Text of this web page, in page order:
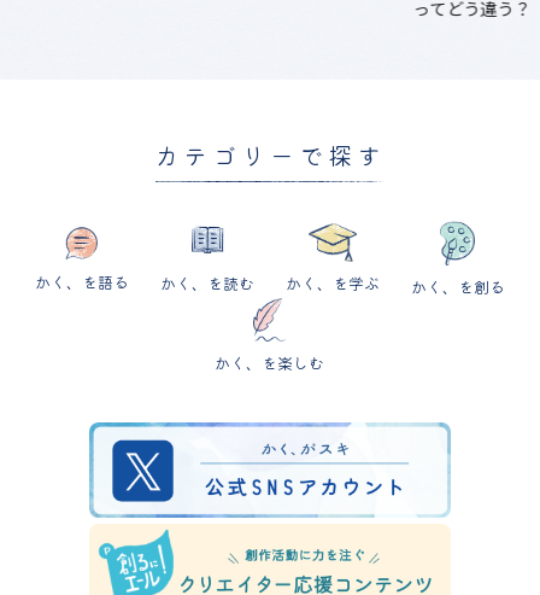
ってどう違う？
カテゴリーで探す
かく、を語る かく、を読む かく、を学ぶ かく、を創る
かく、を楽しむ